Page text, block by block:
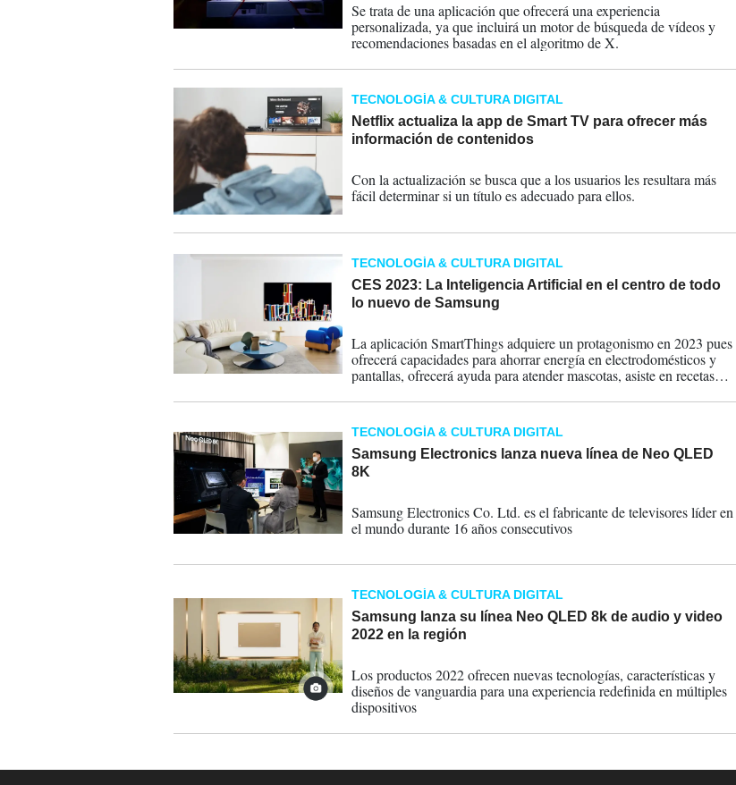
Se trata de una aplicación que ofrecerá una experiencia
personalizada, ya que incluirá un motor de búsqueda de vídeos y
recomendaciones basadas en el algoritmo de X.
TECNOLOGÍA & CULTURA DIGITAL
Netflix actualiza la app de Smart TV para ofrecer más
información de contenidos
Con la actualización se busca que a los usuarios les resultara más
fácil determinar si un título es adecuado para ellos.
TECNOLOGÍA & CULTURA DIGITAL
CES 2023: La Inteligencia Artificial en el centro de todo
lo nuevo de Samsung
La aplicación SmartThings adquiere un protagonismo en 2023 pues
ofrecerá capacidades para ahorrar energía en electrodomésticos y
pantallas, ofrecerá ayuda para atender mascotas, asiste en recetas
TECNOLOGÍA & CULTURA DIGITAL
Samsung Electronics lanza nueva línea de Neo QLED
8K
Samsung Electronics Co. Ltd. es el fabricante de televisores líder en
el mundo durante 16 años consecutivos
TECNOLOGÍA & CULTURA DIGITAL
Samsung lanza su línea Neo QLED 8k de audio y video
2022 en la región
Los productos 2022 ofrecen nuevas tecnologías, características y
diseños de vanguardia para una experiencia redefinida en múltiples
dispositivos